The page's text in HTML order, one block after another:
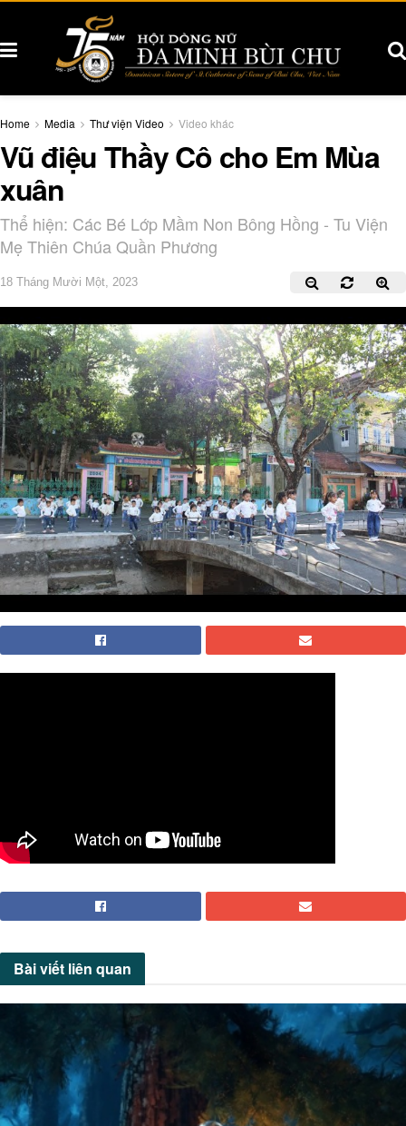
Home Media Thư viện Video Video khác
Vũ điệu Thầy Cô cho Em Mùa
xuân
Thể hiện: Các Bé Lớp Mầm Non Bông Hồng - Tu Viện
Mẹ Thiên Chúa Quần Phương
18 Tháng Mười Một, 2023
Bài viết liên quan